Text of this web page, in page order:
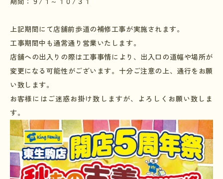
上記期間にて店舗前歩道の補修工事が実施されます。
工事期間中も通常通り営業いたします。
店舗への出入りの際は工事事情により、出入口の道幅や場所が
変更になる可能性がございます。十分ご注意の上、通行をお願
い致します。
お客様にはご迷惑お掛け致しますが、よろしくお願い致しま
す。